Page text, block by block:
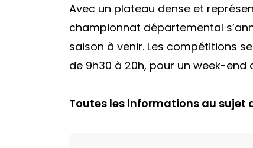
Avec un plateau dense et
championnat départemental
saison à venir. Les compétitions
de 9h30 à 20h, pour un week-
Toutes les informations au sujet